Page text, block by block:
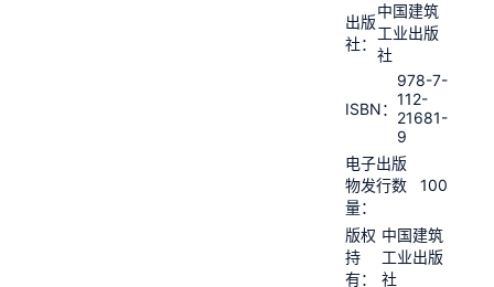
出版
社：
中国建筑
工业出版
社
ISBN：
978-7-
112-
21681-
9
电子出版
物发行数
量：
100
版权
持
有：
中国建筑
工业出版
社